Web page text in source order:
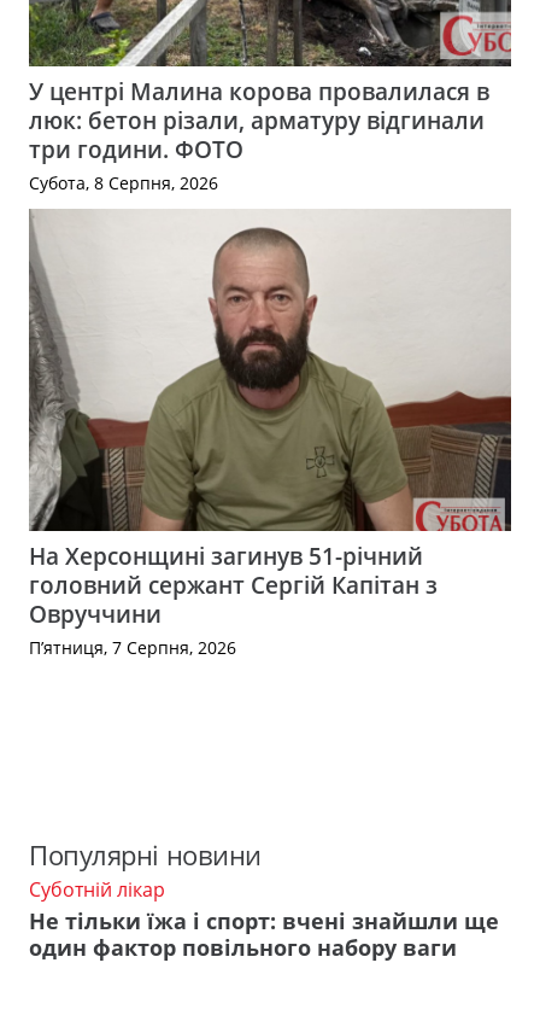
У центрі Малина корова провалилася в
люк: бетон різали, арматуру відгинали
три години. ФОТО
Субота, 8 Серпня, 2026
На Херсонщині загинув 51-річний
головний сержант Сергій Капітан з
Овруччини
П’ятниця, 7 Серпня, 2026
Популярні новини
Суботній лікар
Не тільки їжа і спорт: вчені знайшли ще
один фактор повільного набору ваги